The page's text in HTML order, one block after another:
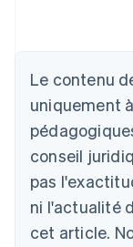
Le contenu
uniquement
conseil
pas
ni l'actualité
cet article.
Allemagne
DeutschEnglish
Australie
English
Autriche
Deutsch English
Belgique
Nederlands
Brésil